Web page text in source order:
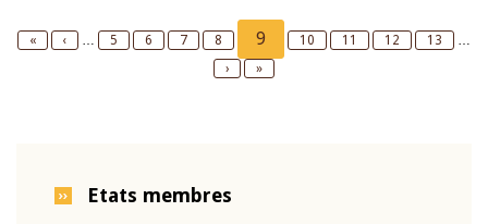
First
«
Previous
‹ … Page
5 Page
6 Page
7 Page
8
Current
page
9 Page
10 Page
11 Page
12 Page
13
…
Next
›
Last
»
Etats membres